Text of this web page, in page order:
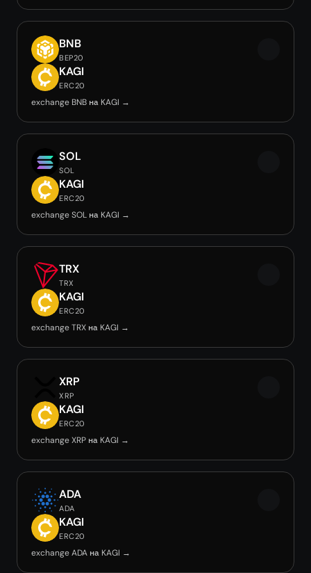
BNB
BEP20
KAGI
ERC20
exchange BNB на KAGI →
SOL
SOL
KAGI
ERC20
exchange SOL на KAGI →
TRX
TRX
KAGI
ERC20
exchange TRX на KAGI →
XRP
XRP
KAGI
ERC20
exchange XRP на KAGI →
ADA
ADA
KAGI
ERC20
exchange ADA на KAGI →